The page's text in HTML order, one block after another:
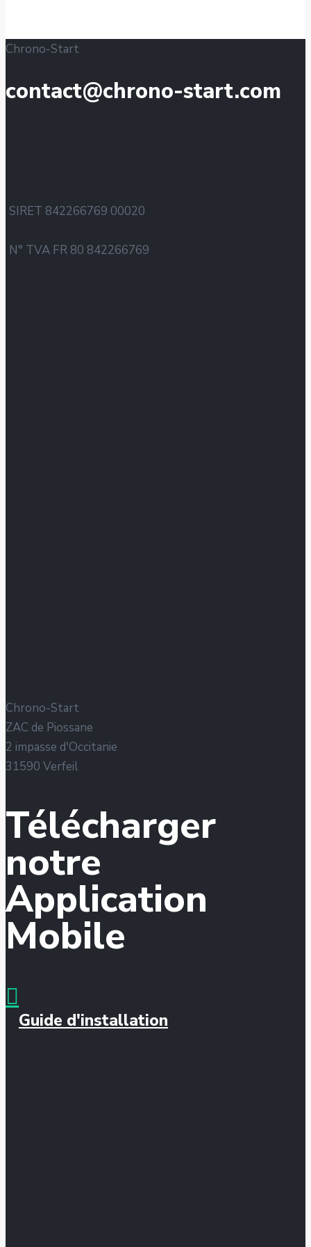
Chrono-Start
contact@chrono-start.com
SIRET 842266769 00020
N° TVA FR 80 842266769
Chrono-Start
ZAC de Piossane
2 impasse d'Occitanie
31590 Verfeil
Télécharger
notre
Application
Mobile
Guide d'installation